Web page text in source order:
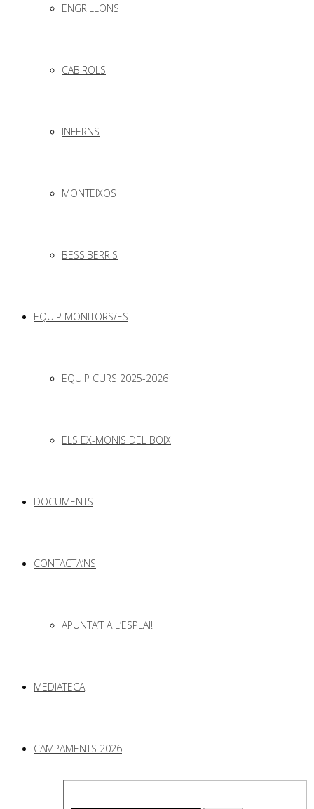
ENGRILLONS
CABIROLS
INFERNS
MONTEIXOS
BESSIBERRIS
EQUIP MONITORS/ES
EQUIP CURS 2025-2026
ELS EX-MONIS DEL BOIX
DOCUMENTS
CONTACTA’NS
APUNTA’T A L’ESPLAI!
MEDIATECA
CAMPAMENTS 2026